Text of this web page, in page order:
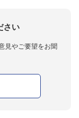
さい
見やご要望をお聞